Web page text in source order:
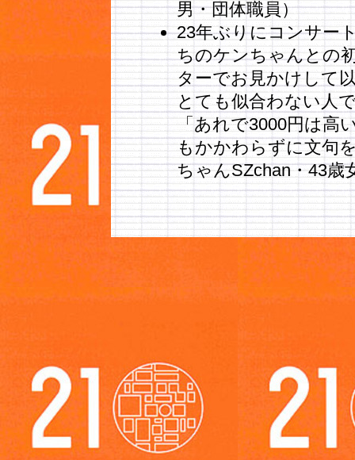
男・団体職員）
23年ぶりにコンサー
ちのケンちゃんとの
ターでお見かけして
とても似合わない人
「あれで3000円は
もかかわらずに文句
ちゃんSZchan・43歳